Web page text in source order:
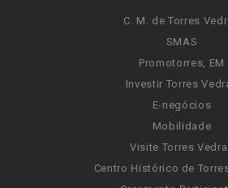
C. M. de Torres
SMAS
Promotorres, EM
Investir Torres
E-negócios
Mobilidade
Visite Torres
Centro Histórico de